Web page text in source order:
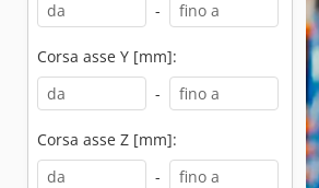
-
Corsa asse Y [mm]:
-
Corsa asse Z [mm]:
-